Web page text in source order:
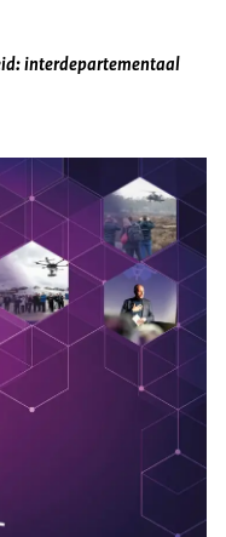
interdepartementaal